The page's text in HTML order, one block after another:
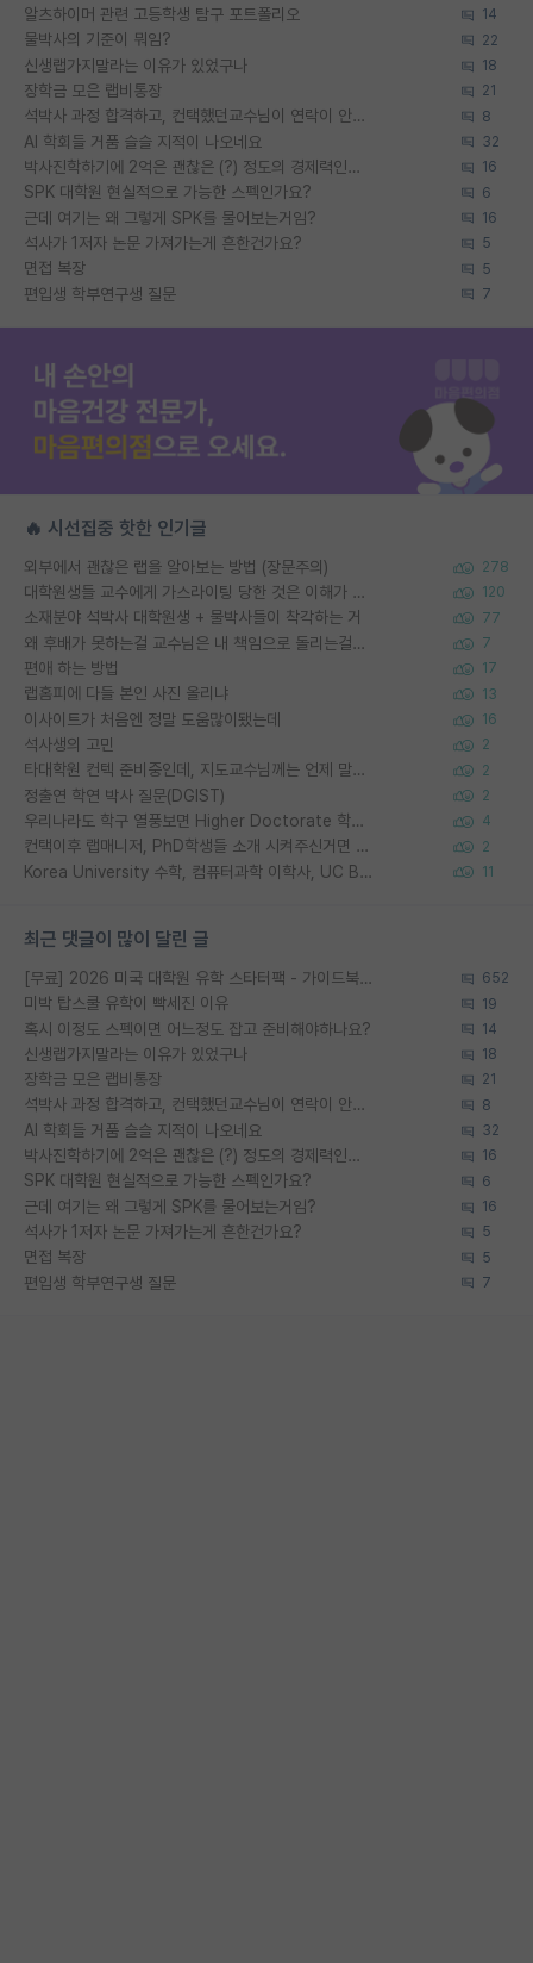
알츠하이머 관련 고등학생 탐구 포트폴리오 14
물박사의 기준이 뭐임? 22
신생랩가지말라는 이유가 있었구나 18
장학금 모은 랩비통장 21
석박사 과정 합격하고, 컨택했던교수님이 연락이 안됩니다... 8
AI 학회들 거품 슬슬 지적이 나오네요 32
박사진학하기에 2억은 괜찮은 (?) 정도의 경제력인가요 16
SPK 대학원 현실적으로 가능한 스펙인가요? 6
근데 여기는 왜 그렇게 SPK를 물어보는거임? 16
석사가 1저자 논문 가져가는게 흔한건가요? 5
면접 복장 5
편입생 학부연구생 질문 7
🔥 시선집중 핫한 인기글
외부에서 괜찮은 랩을 알아보는 방법 (장문주의) 278
대학원생들 교수에게 가스라이팅 당한 것은 이해가 갑니다. 안타깝네요. 120
소재분야 석박사 대학원생 + 물박사들이 착각하는 거 77
왜 후배가 못하는걸 교수님은 내 책임으로 돌리는걸까요? 7
편애 하는 방법 17
랩홈피에 다들 본인 사진 올리냐 13
이사이트가 처음엔 정말 도움많이됐는데 16
석사생의 고민 2
타대학원 컨텍 준비중인데, 지도교수님께는 언제 말씀드려야 할까요? 2
정출연 학연 박사 질문(DGIST) 2
우리나라도 학구 열풍보면 Higher Doctorate 학위가 필요하다고 봅니다. 4
컨택이후 랩매니저, PhD학생들 소개 시켜주신거면 거의 컨펌에 가깝나요? 2
Korea University 수학, 컴퓨터과학 이학사, UC Berkeley 산업공학 대학원 공학박사가 되는 것은 쉽지 않겠죠? 11
최근 댓글이 많이 달린 글
[무료] 2026 미국 대학원 유학 스타터팩 - 가이드북 & 합격자 컨택메일 템플릿 652
미박 탑스쿨 유학이 빡세진 이유 19
혹시 이정도 스펙이면 어느정도 잡고 준비해야하나요? 14
신생랩가지말라는 이유가 있었구나 18
장학금 모은 랩비통장 21
석박사 과정 합격하고, 컨택했던교수님이 연락이 안됩니다... 8
AI 학회들 거품 슬슬 지적이 나오네요 32
박사진학하기에 2억은 괜찮은 (?) 정도의 경제력인가요 16
SPK 대학원 현실적으로 가능한 스펙인가요? 6
근데 여기는 왜 그렇게 SPK를 물어보는거임? 16
석사가 1저자 논문 가져가는게 흔한건가요? 5
면접 복장 5
편입생 학부연구생 질문 7